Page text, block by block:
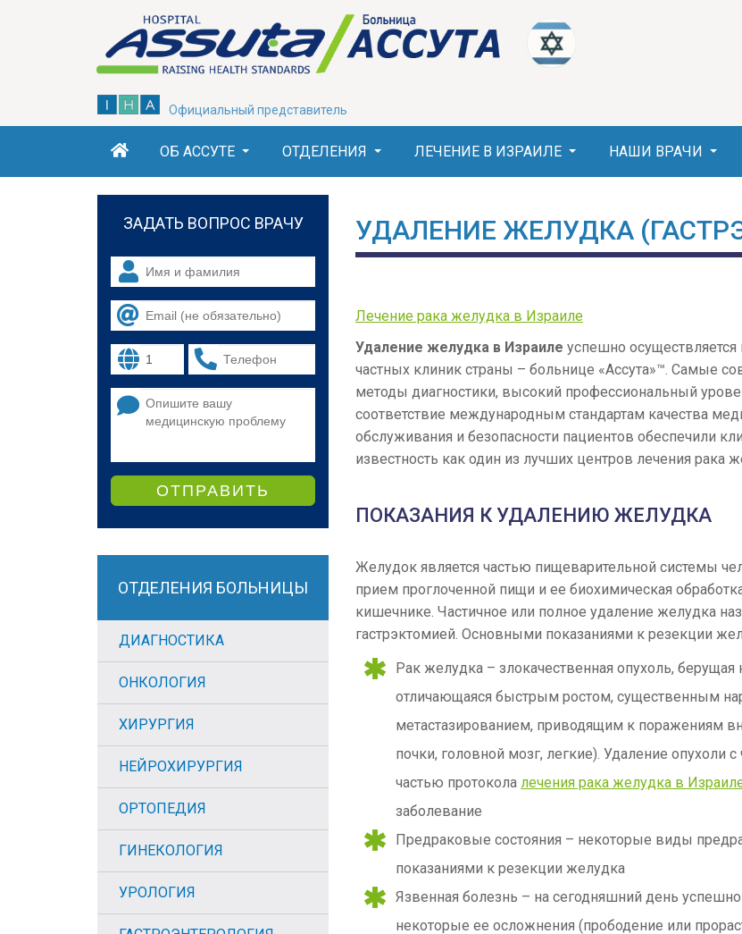
Официальный представитель
ОБ АССУТЕ ОТДЕЛЕНИЯ ЛЕЧЕНИЕ В ИЗРАИЛЕ НАШИ ВРАЧИ
УДАЛЕНИЕ ЖЕЛУДКА
Лечение рака желудка в Израиле
Удаление желудка в Израиле успешно
частных клиник страны – больнице «Ассута»™. Самые
методы диагностики, высокий профессиональный
соответствие международным стандартам качества
обслуживания и безопасности пациентов обеспечили
известность как один из лучших центров лечения рака
ПОКАЗАНИЯ К УДАЛЕНИЮ ЖЕЛУДКА
Желудок является частью пищеварительной системы
прием проглоченной пищи и ее биохимическая
кишечнике. Частичное или полное удаление желудка
гастрэктомией. Основными показаниями к резекции
Рак желудка – злокачественная опухоль, берущая
отличающаяся быстрым ростом, существенным
метастазированием, приводящим к поражениям
почки, головной мозг, легкие). Удаление опухоли
частью протокола лечения рака желудка в
заболевание
Предраковые состояния – некоторые виды
показаниями к резекции желудка
Язвенная болезнь – на сегодняшний день
некоторые ее осложнения (прободение или
ЗАДАТЬ ВОПРОС ВРАЧУ
ОТПРАВИТЬ
ОТДЕЛЕНИЯ БОЛЬНИЦЫ
ДИАГНОСТИКА
ОНКОЛОГИЯ
ХИРУРГИЯ
НЕЙРОХИРУРГИЯ
ОРТОПЕДИЯ
ГИНЕКОЛОГИЯ
УРОЛОГИЯ